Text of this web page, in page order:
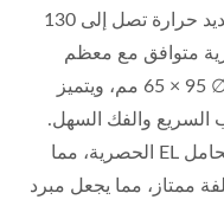
المعالجة المركزية بسرعة، مع قدرة تبديد حرارة تصل إلى 130
متوافق مع معظم
اللوحات الأم والصناديق، بفضل حجمه ∅ 95 × 65 مم، ويتميز
السريع والفك السهل.
بالإضافة إلى ذلك، تم تجهيز المراوح بمحامل EL الحصرية، مما
ممتاز، مما يجعل مبرد